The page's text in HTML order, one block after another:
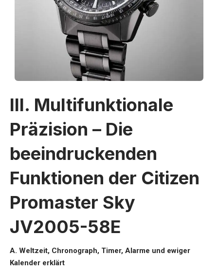
III. Multifunktionale
Präzision – Die
beeindruckenden
Funktionen der Citizen
Promaster Sky
JV2005-58E
A. Weltzeit, Chronograph, Timer, Alarme und ewiger
Kalender erklärt